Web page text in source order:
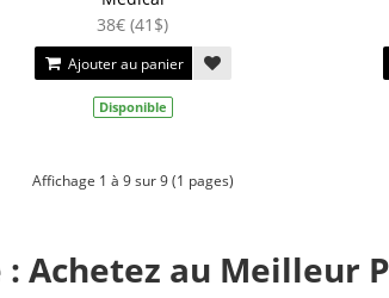
38€ (41$)
Ajouter au panier
Disponible
Affichage 1 à 9 sur 9 (1 pages)
Achetez au Meilleur